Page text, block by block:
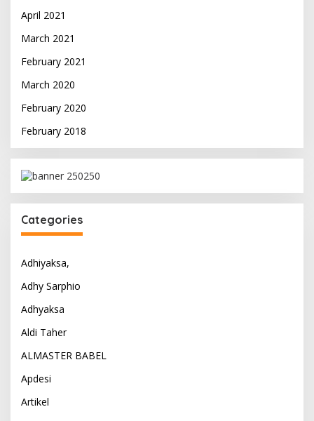
April 2021
March 2021
February 2021
March 2020
February 2020
February 2018
Categories
Adhiyaksa,
Adhy Sarphio
Adhyaksa
Aldi Taher
ALMASTER BABEL
Apdesi
Artikel